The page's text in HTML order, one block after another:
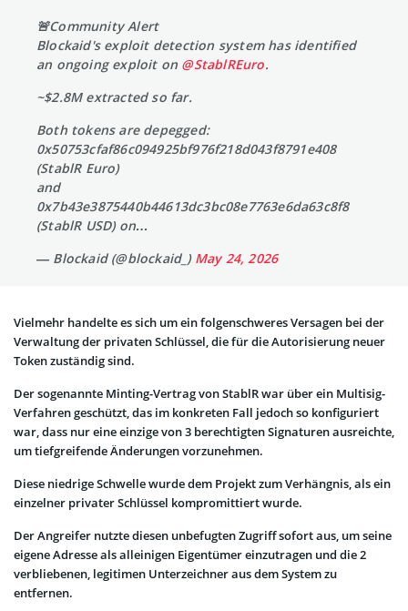
🚨Community Alert
Blockaid's exploit detection system has identified
an ongoing exploit on @StablREuro.
~$2.8M extracted so far.
Both tokens are depegged:
0x50753cfaf86c094925bf976f218d043f8791e408
(StablR Euro)
and
0x7b43e3875440b44613dc3bc08e7763e6da63c8f8
(StablR USD) on…
— Blockaid (@blockaid_) May 24, 2026
Vielmehr handelte es sich um ein folgenschweres Versagen bei der
Verwaltung der privaten Schlüssel, die für die Autorisierung neuer
Token zuständig sind.
Der sogenannte Minting-Vertrag von StablR war über ein Multisig-
Verfahren geschützt, das im konkreten Fall jedoch so konfiguriert
war, dass nur eine einzige von 3 berechtigten Signaturen ausreichte,
um tiefgreifende Änderungen vorzunehmen.
Diese niedrige Schwelle wurde dem Projekt zum Verhängnis, als ein
einzelner privater Schlüssel kompromittiert wurde.
Der Angreifer nutzte diesen unbefugten Zugriff sofort aus, um seine
eigene Adresse als alleinigen Eigentümer einzutragen und die 2
verbliebenen, legitimen Unterzeichner aus dem System zu
entfernen.